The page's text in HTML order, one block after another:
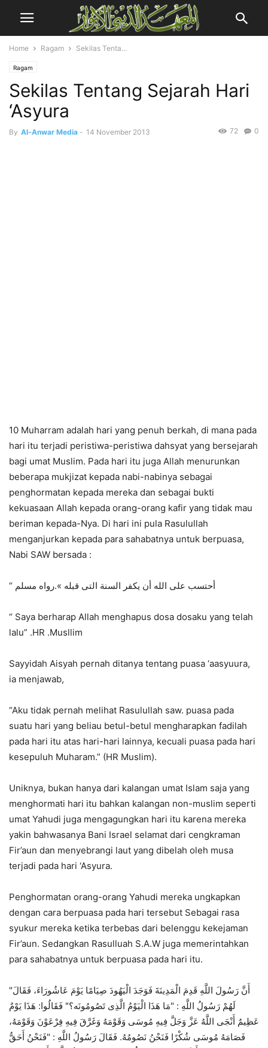
Home Ragam Sekilas Tenta...
Ragam
Sekilas Tentang Sejarah Hari
‘Asyura
By Al-Anwar Media - 14 November 2013 0
72
10 Muharram adalah hari yang penuh berkah, di mana pada
hari itu terjadi peristiwa-peristiwa dahsyat yang bersejarah
bagi umat Muslim. Pada hari itu juga Allah menurunkan
beberapa mukjizat kepada nabi-nabinya sebagai
penghormatan kepada mereka dan sebagai bukti
kekuasaan Allah kepada orang-orang kafir yang tidak mau
beriman kepada-Nya. Di hari ini pula Rasulullah
menganjurkan kepada para sahabatnya untuk berpuasa,
Nabi SAW bersada :
“ أحتسب على الله أن يكفر السنة التى قبله ».رواه مسلم
“ Saya berharap Allah menghapus dosa dosaku yang telah
lalu” .HR .Musllim
Sayyidah Aisyah pernah ditanya tentang puasa ‘aasyuura,
ia menjawab,
“Aku tidak pernah melihat Rasulullah saw. puasa pada
suatu hari yang beliau betul-betul mengharapkan fadilah
pada hari itu atas hari-hari lainnya, kecuali puasa pada hari
kesepuluh Muharam.” (HR Muslim).
Uniknya, bukan hanya dari kalangan umat Islam saja yang
menghormati hari itu bahkan kalangan non-muslim seperti
umat Yahudi juga mengagungkan hari itu karena mereka
yakin bahwasanya Bani Israel selamat dari cengkraman
Fir’aun dan menyebrangi laut yang dibelah oleh musa
terjadi pada hari ‘Asyura.
Penghormatan orang-orang Yahudi mereka ungkapkan
dengan cara berpuasa pada hari tersebut Sebagai rasa
syukur mereka ketika terbebas dari belenggu kekejaman
Fir’aun. Sedangkan Rasulluah S.A.W juga memerintahkan
para sahabatnya untuk berpuasa pada hari itu.
"أَنَّ رَسُولَ اللَّهِ قَدِمَ الْمَدِينَةَ فَوَجَدَ الْيَهُودَ صِيَامًا يَوْمَ عَاشُورَاءَ، فَقَالَ
لَهُمْ رَسُولُ اللَّهِ : "مَا هَذَا الْيَوْمُ الَّذِى تَصُومُونَه؟" فَقَالُوا: هَذَا يَوْمٌ
عَظِيمٌ أَنْجَى اللَّهُ عَزَّ وَجَلَّ فِيهِ مُوسَى وَقَوْمَهُ وَغَرَّقَ فِيهِ فِرْعَوْنَ وَقَوْمَهُ،
فَصَامَهُ مُوسَى شُكْرًا فَنَحْنُ نَصُومُهُ. فَقَالَ رَسُولُ اللَّهِ : "فَنَحْنُ أَحَقُّ